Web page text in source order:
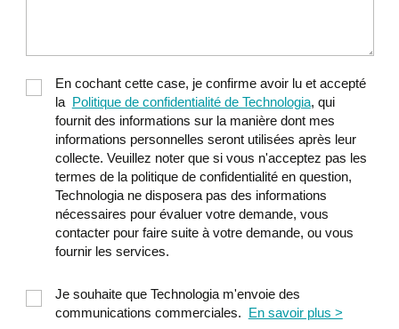
En cochant cette case, je confirme avoir lu et accepté
la Politique de confidentialité de Technologia, qui
fournit des informations sur la manière dont mes
informations personnelles seront utilisées après leur
collecte. Veuillez noter que si vous n'acceptez pas les
termes de la politique de confidentialité en question,
Technologia ne disposera pas des informations
nécessaires pour évaluer votre demande, vous
contacter pour faire suite à votre demande, ou vous
fournir les services.
Je souhaite que Technologia m'envoie des
communications commerciales.
En savoir plus >